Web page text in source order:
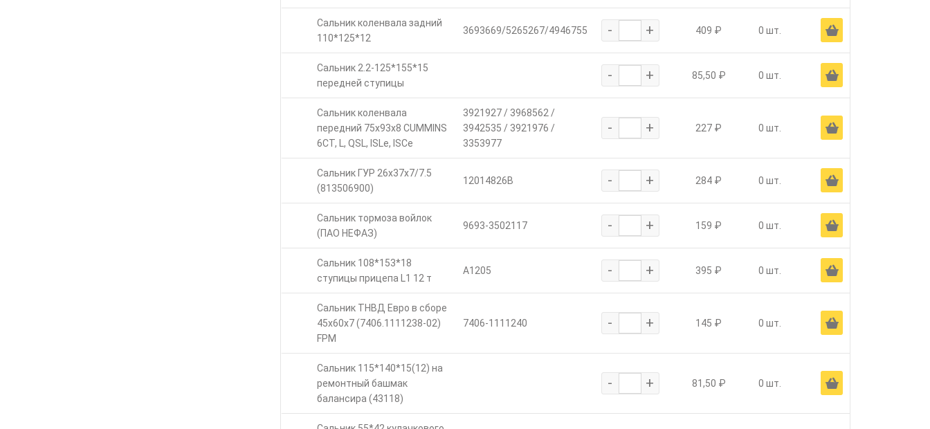
Сальник коленвала задний
110*125*12
3693669/5265267/4946755 - + 409 ₽ 0 шт. Ä
Сальник 2.2-125*155*15
передней ступицы
- + 85,50 ₽ 0 шт. Ä
Сальник коленвала
передний 75х93х8 CUMMINS
6CT, L, QSL, ISLe, ISCe
3921927 / 3968562 /
3942535 / 3921976 /
3353977
- + 227 ₽ 0 шт. Ä
Сальник ГУР 26x37x7/7.5
(813506900)
12014826B - + 284 ₽ 0 шт. Ä
Сальник тормоза войлок
(ПАО НЕФАЗ)
9693-3502117 - + 159 ₽ 0 шт. Ä
Сальник 108*153*18
ступицы прицепа L1 12 т
A1205 - + 395 ₽ 0 шт. Ä
Сальник ТНВД Евро в сборе
45х60х7 (7406.1111238-02)
FPM
7406-1111240 - + 145 ₽ 0 шт. Ä
Сальник 115*140*15(12) на
ремонтный башмак
балансира (43118)
- + 81,50 ₽ 0 шт. Ä